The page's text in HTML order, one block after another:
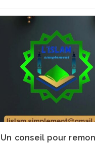
Un conseil pour